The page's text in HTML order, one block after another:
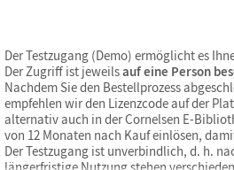
Der Testzugang (Demo) ermöglicht es
Der Zugriff ist jeweilsauf eine Person
Nachdem Sie den Bestellprozess
empfehlen wir den Lizenzcode auf der
alternativ auch in der Cornelsen E-
von 12 Monaten nach Kauf einlösen,
Der Testzugang ist unverbindlich, d. h.